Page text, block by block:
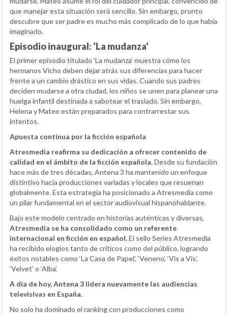
que manejar esta situación será sencillo. Sin embargo, pronto
descubre que ser padre es mucho más complicado de lo que había
imaginado.
Episodio inaugural: 'La mudanza'
El primer episodio titulado ‘La mudanza’ muestra cómo los
hermanos Vicho deben dejar atrás sus diferencias para hacer
frente a un cambio drástico en sus vidas. Cuando sus padres
deciden mudarse a otra ciudad, los niños se unen para planear una
huelga infantil destinada a sabotear el traslado. Sin embargo,
Helena y Mateo están preparados para contrarrestar sus
intentos.
Apuesta continua por la ficción española
Atresmedia reafirma su dedicación a ofrecer contenido de
calidad en el ámbito de la ficción española.Desde su fundación
hace más de tres décadas, Antena 3 ha mantenido un enfoque
distintivo hacia producciones variadas y locales que resuenan
globalmente. Esta estrategia ha posicionado a Atresmedia como
un pilar fundamental en el sector audiovisual hispanohablante.
Bajo este modelo centrado en historias auténticas y diversas,
Atresmedia se ha consolidado como un referente
internacional en ficción en español.El sello Series Atresmedia
ha recibido elogios tanto de críticos como del público, logrando
éxitos notables como ‘La Casa de Papel’, ‘Veneno’, ‘Vis a Vis’,
‘Velvet’ o ‘Alba’.
A día de hoy, Antena 3 lidera nuevamente las audiencias
televisivas en España.
No solo ha dominado el ranking con producciones como